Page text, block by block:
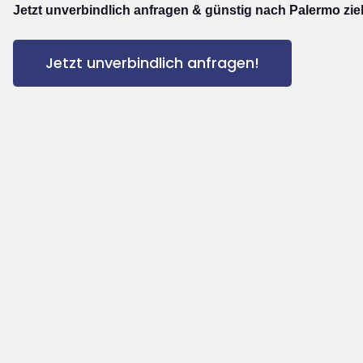
Jetzt unverbindlich anfragen & günstig nach Palermo
Jetzt unverbindlich anfragen!